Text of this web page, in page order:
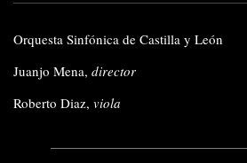
Orquesta Sinfónica de Castilla y León
Juanjo Mena, director
Roberto Diaz, viola